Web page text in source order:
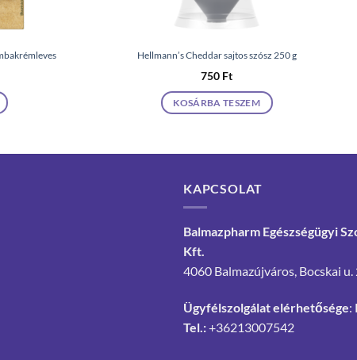
Hellmann’s Cheddar sajtos szósz 250 g
750 Ft
KOSÁRBA TESZEM
KAPCSOLAT
Balmazpharm Egészségügyi
Kft.
4060 Balmazújváros, Bocskai u.
Ügyfélszolgálat elérhetősége:
Tel.:+36213007542